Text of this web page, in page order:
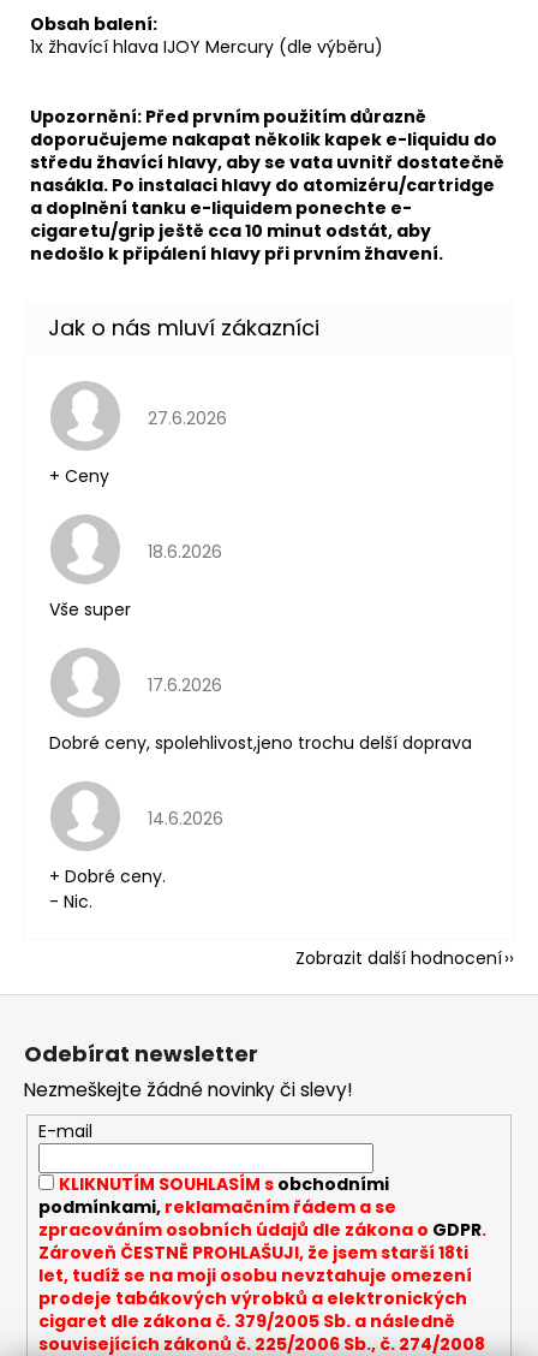
Obsah balení:
1x žhavící hlava IJOY Mercury (dle výběru)
Upozornění: Před prvním použitím důrazně
doporučujeme nakapat několik kapek e-liquidu do
středu žhavící hlavy, aby se vata uvnitř dostatečně
nasákla. Po instalaci hlavy do atomizéru/cartridge
a doplnění tanku e-liquidem ponechte e-
cigaretu/grip ještě cca 10 minut odstát, aby
nedošlo k připálení hlavy při prvním žhavení.
Hodnocení obchodu je 5 z 5 hvězdiček.
27.6.2026
+ Ceny
Hodnocení obchodu je 5 z 5 hvězdiček.
18.6.2026
Vše super
Hodnocení obchodu je 5 z 5 hvězdiček.
17.6.2026
Dobré ceny, spolehlivost,jeno trochu delší doprava
Hodnocení obchodu je 5 z 5 hvězdiček.
14.6.2026
+ Dobré ceny.
- Nic.
Zobrazit další hodnocení
Z
Odebírat newsletter
Nezmeškejte žádné novinky či slevy!
E-mail
KLIKNUTÍM SOUHLASÍM s obchodními
podmínkami,reklamačním řádem a se
zpracováním osobních údajů dle zákona o GDPR.
Zároveň ČESTNĚ PROHLAŠUJI, že jsem starší 18ti
let, tudíž se na moji osobu nevztahuje omezení
prodeje tabákových výrobků a elektronických
cigaret dle zákona č. 379/2005 Sb. a následně
souvisejících zákonů č. 225/2006 Sb., č. 274/2008